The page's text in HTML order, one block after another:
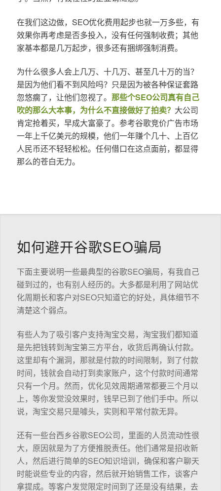
在我们这边做，SEO优化费用起步也就一万多些，有
效果你再考虑是否多投入，没有任何强制收费；其他
家基本都是几万起步，很多还有捆绑强制消费。
为什么很多人会上几万、十几万、甚至几十万的当？
是因为他们看不到风险吗？只是因为被各种保证套路
忽悠瘸了，让他们忽视了。 那些个SEO公司真有自己
吹的那么大本事，为什么不直接做好了拍卖？ 大公司
肯定抢着买，早成大富豪了。参考谷歌竞价广告市场
一年上千亿美元的规模，他们一年赚个几十、上百亿
人民币还不轻轻松松。任何借口在这点面前，都显得
那么的苍白无力。
如何避开谷歌SEO骗局
下面主要说明一些最典型的谷歌SEO骗局，有我自己
碰到过的，也有别人经历的。大多都是利用了网站优
化周期长和客户对SEO只知道它的好处，具体细节不
清楚这个弱点。
有些人为了吸引客户支持淘宝交易，淘宝我们都知道
是先把钱转到淘宝第三方平台，收货后再确认付款。
这里却有个漏洞，那就是付款的时间限制，到了付款
时间，钱就会自动打到卖家账户，这个付款时间通常
只有一个月。然而，优化见效周期通常都要三个月以
上，等你发觉没效果时，钱早已到了他们手中。所以
说，淘宝交易只是噱头，实则和平常付款无异。
还有一些台西乡谷歌SEO公司，里面的人员流动性很
大，原因就是为了方便推脱责任。他们通常是招收新
人，然后进行简单的SEO知识培训，确保和客户聊天
时能说些专业的内容，然后就开始销售工作，谈客户
拿提成。等客户发觉限定时间到了还是没有结果，去